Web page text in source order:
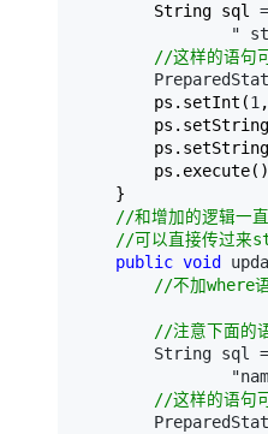
        String sql
"
//这样的语句
        ps.setInt(
1
    }
//和增加的逻辑一
//可以直接传过来
public void
//不加where
//注意下面的
String sql
//这样的语句